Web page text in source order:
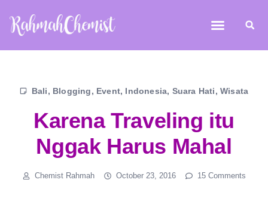
Bali, Blogging, Event, Indonesia, Suara Hati,Wisata
Karena Traveling itu
Nggak Harus Mahal
Chemist Rahmah October 23, 2016 15 Comments